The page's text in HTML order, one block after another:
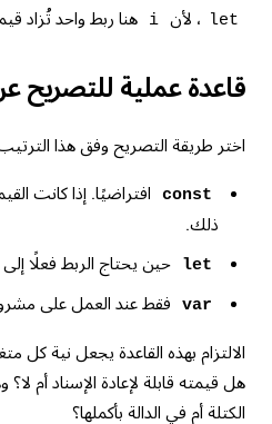
let ، لأن i هنا ربط واحد تُزاد
قاعدة عملية للتصريح
اختر طريقة التصريح وفق هذا
const
افتراضيًا. إذا كانت
ذلك.
let حين يحتاج الربط فعلًا إلى
var فقط عند العمل على
الالتزام بهذه القاعدة يجعل نية كل
هل قيمته قابلة لإعادة الإسناد أم
الكتلة أم في الدالة بأكملها؟